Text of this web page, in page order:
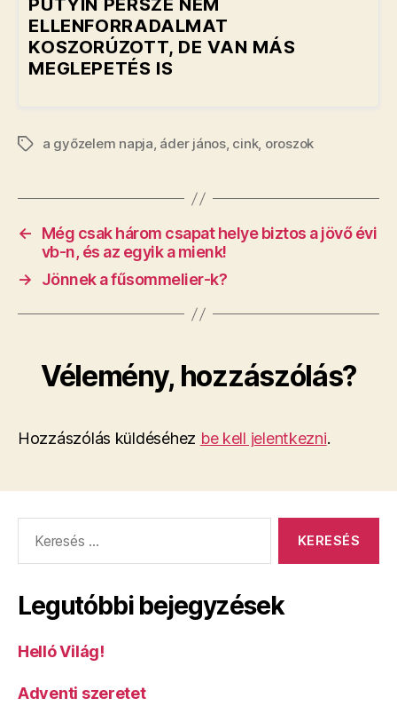
PUTYIN PERSZE NEM
ELLENFORRADALMAT
KOSZORÚZOTT, DE VAN MÁS
MEGLEPETÉS IS
Címkéka győzelem napja, áder jános, cink, oroszok
←
Még csak három csapat helye biztos a jövő évi
vb-n, és az egyik a mienk!
→
Jönnek a fűsommelier-k?
Vélemény, hozzászólás?
Hozzászólás küldéséhez be kell jelentkezni.
Legutóbbi bejegyzések
Helló Világ!
Adventi szeretet